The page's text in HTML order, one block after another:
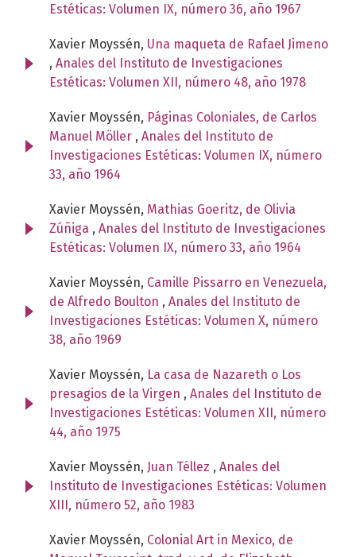
Estéticas: Volumen IX, número 36, año 1967
Xavier Moyssén, Una maqueta de Rafael Jimeno
, Anales del Instituto de Investigaciones
Estéticas: Volumen XII, número 48, año 1978
Xavier Moyssén, Páginas Coloniales, de Carlos
Manuel Möller , Anales del Instituto de
Investigaciones Estéticas: Volumen IX, número
33, año 1964
Xavier Moyssén, Mathias Goeritz, de Olivia
Zúñiga , Anales del Instituto de Investigaciones
Estéticas: Volumen IX, número 33, año 1964
Xavier Moyssén, Camille Pissarro en Venezuela,
de Alfredo Boulton , Anales del Instituto de
Investigaciones Estéticas: Volumen X, número
38, año 1969
Xavier Moyssén, La casa de Nazareth o Los
presagios de la Virgen , Anales del Instituto de
Investigaciones Estéticas: Volumen XII, número
44, año 1975
Xavier Moyssén, Juan Téllez , Anales del
Instituto de Investigaciones Estéticas: Volumen
XIII, número 52, año 1983
Xavier Moyssén, Colonial Art in Mexico, de